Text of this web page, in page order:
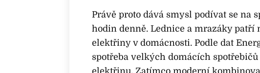
Právě proto dává smysl podívat se na
hodin denně. Lednice a mrazáky patří
elektřiny v domácnosti. Podle dat
spotřeba velkých domácích
elektřinu. Zatímco moderní